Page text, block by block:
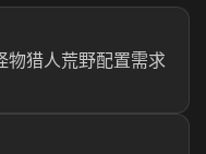
物猎人荒野配置需求